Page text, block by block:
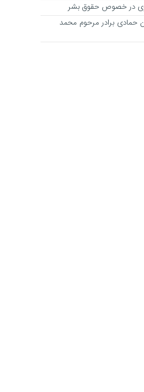
در خصوص حقوق بشر
حمادی برادر مرحوم محمد